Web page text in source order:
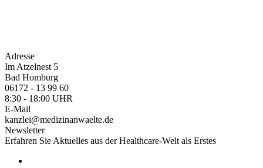
Adresse
Im Atzelnest 5
Bad Homburg
06172 - 13 99 60
8:30 - 18:00 UHR
E-Mail
kanzlei@medizinanwaelte.de
Newsletter
Erfahren Sie Aktuelles aus der Healthcare-Welt als Erstes